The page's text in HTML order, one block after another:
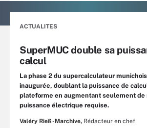
ACTUALITES
SuperMUC double sa
calcul
La phase 2 du supercalculateur
inaugurée, doublant la puissance de
plateforme en augmentant seulement de
puissance électrique requise.
Valéry Rieß-Marchive, Rédacteur en chef